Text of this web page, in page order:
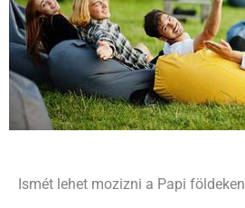
Ismét lehet mozizni a Papi földeken